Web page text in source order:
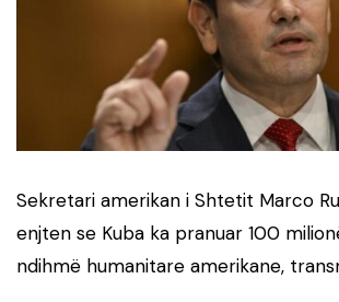
Sekretari amerikan i Shtetit Marco
enjten se Kuba ka pranuar 100
ndihmë humanitare amerikane,